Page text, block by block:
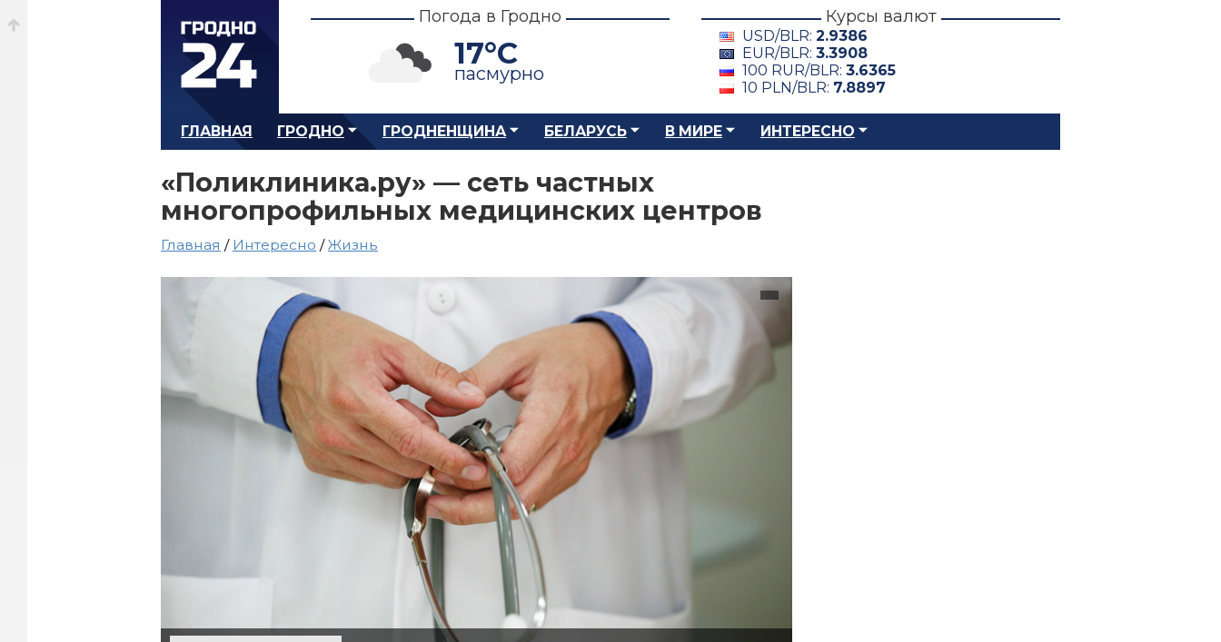
Погода в Гродно
17°C
пасмурно
Курсы валют
USD/BLR: 2.9386
EUR/BLR: 3.3908
100 RUR/BLR: 3.6365
10 PLN/BLR: 7.8897
ГЛАВНАЯ ГРОДНО ГРОДНЕНЩИНА БЕЛАРУСЬ В МИРЕ ИНТЕРЕСНО
«Поликлиника.ру» — сеть частных
многопрофильных медицинских центров
Главная / Интересно /Жизнь